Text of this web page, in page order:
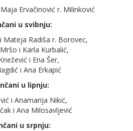
Ervačinović r. Milinković
u svibnju:
Mateja Radiša r. Borovec,
i Karla Kurbalić,
i Ena Šer,
i Ana Erkapić
u lipnju:
i Anamarija Nikić,
i Ana Milosavljević
u srpnju: